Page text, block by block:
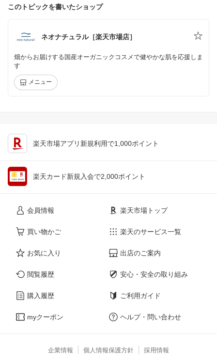
このトピックを書いたショップ
ネオナチュラル［楽天市場店］
畑からお届けする国産オーガニックコスメで健やかな肌を応援しま
す
メニュー
楽天市場アプリ新規利用で1,000ポイント
楽天カード新規入会で2,000ポイント
会員情報
買い物かご
お気に入り
閲覧履歴
購入履歴
myクーポン
楽天市場トップ
楽天のサービス一覧
出店のご案内
安心・安全の取り組み
ご利用ガイド
ヘルプ・問い合わせ
企業情報 個人情報保護方針 採用情報